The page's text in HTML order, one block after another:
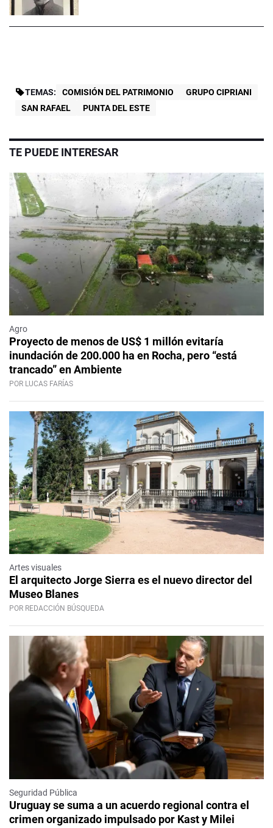
TEMAS: COMISIÓN DEL PATRIMONIO
GRUPO CIPRIANI
SAN RAFAEL
PUNTA DEL ESTE
TE PUEDE INTERESAR
Agro
Proyecto de menos de US$ 1 millón evitaría
inundación de 200.000 ha en Rocha, pero “está
trancado” en Ambiente
POR LUCAS FARÍAS
Artes visuales
El arquitecto Jorge Sierra es el nuevo director del
Museo Blanes
POR REDACCIÓN BÚSQUEDA
Seguridad Pública
Uruguay se suma a un acuerdo regional contra el
crimen organizado impulsado por Kast y Milei